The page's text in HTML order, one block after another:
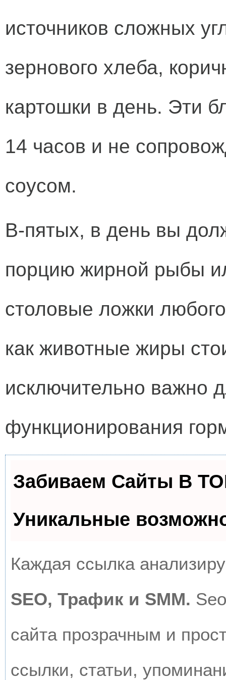
источников сложных
зернового хлеба,
картошки в день. Эти
14 часов и не
соусом.
В-пятых, в день вы
порцию жирной рыбы
столовые ложки
как животные жиры
исключительно важно
функционирования
Забиваем Сайты В
Уникальные
Каждая ссылка
SEO, Трафик и SMM.
сайта прозрачным и
ссылки, статьи,